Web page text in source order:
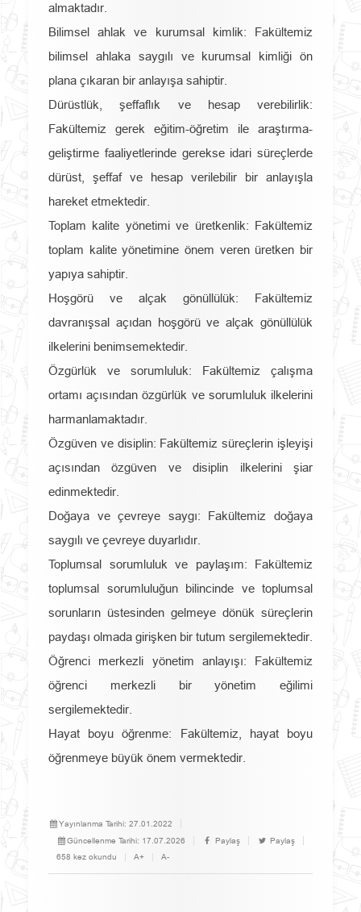
almaktadır.
Bilimsel ahlak ve kurumsal kimlik: Fakültemiz
bilimsel ahlaka saygılı ve kurumsal kimliği ön
plana çıkaran bir anlayışa sahiptir.
Dürüstlük, şeffaflık ve hesap verebilirlik:
Fakültemiz gerek eğitim-öğretim ile araştırma-
geliştirme faaliyetlerinde gerekse idari süreçlerde
dürüst, şeffaf ve hesap verilebilir bir anlayışla
hareket etmektedir.
Toplam kalite yönetimi ve üretkenlik: Fakültemiz
toplam kalite yönetimine önem veren üretken bir
yapıya sahiptir.
Hoşgörü ve alçak gönüllülük: Fakültemiz
davranışsal açıdan hoşgörü ve alçak gönüllülük
ilkelerini benimsemektedir.
Özgürlük ve sorumluluk: Fakültemiz çalışma
ortamı açısından özgürlük ve sorumluluk ilkelerini
harmanlamaktadır.
Özgüven ve disiplin: Fakültemiz süreçlerin işleyişi
açısından özgüven ve disiplin ilkelerini şiar
edinmektedir.
Doğaya ve çevreye saygı: Fakültemiz doğaya
saygılı ve çevreye duyarlıdır.
Toplumsal sorumluluk ve paylaşım: Fakültemiz
toplumsal sorumluluğun bilincinde ve toplumsal
sorunların üstesinden gelmeye dönük süreçlerin
paydaşı olmada girişken bir tutum sergilemektedir.
Öğrenci merkezli yönetim anlayışı: Fakültemiz
öğrenci merkezli bir yönetim eğilimi
sergilemektedir.
Hayat boyu öğrenme: Fakültemiz, hayat boyu
öğrenmeye büyük önem vermektedir.
Yayınlanma Tarihi: 27.01.2022
Güncellenme Tarihi: 17.07.2026 Paylaş
Paylaş
658 kez okundu
A+ A-